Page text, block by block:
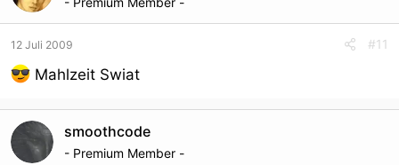
12 Juli 2009 #11
Mahlzeit Swiat
smoothcode
- Premium Member -